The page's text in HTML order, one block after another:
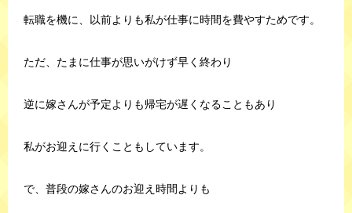
転職を機に、以前よりも私が仕事に時間を費やすためです。
ただ、たまに仕事が思いがけず早く終わり
逆に嫁さんが予定よりも帰宅が遅くなることもあり
私がお迎えに行くこともしています。
で、普段の嫁さんのお迎え時間よりも